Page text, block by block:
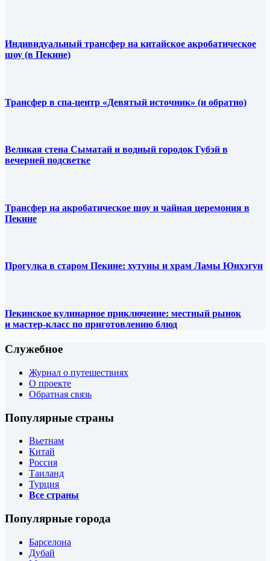
Индивидуальный трансфер на китайское акробатическое
шоу (в Пекине)
Трансфер в спа-центр «Девятый источник» (и обратно)
Великая стена Сыматай и водный городок Губэй в
вечерней подсветке
Трансфер на акробатическое шоу и чайная церемония в
Пекине
Прогулка в старом Пекине: хутуны и храм Ламы Юнхэгун
Пекинское кулинарное приключение: местный рынок
и мастер-класс по приготовлению блюд
Служебное
Журнал о путешествиях
О проекте
Обратная связь
Популярные страны
Вьетнам
Китай
Россия
Таиланд
Турция
Все страны
Популярные города
Барселона
Дубай